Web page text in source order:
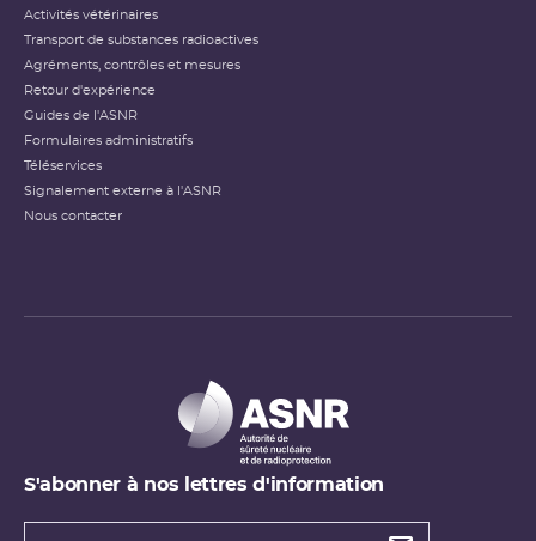
Activités vétérinaires
Transport de substances radioactives
Agréments, contrôles et mesures
Retour d'expérience
Guides de l'ASNR
Formulaires administratifs
Téléservices
Signalement externe à l'ASNR
Nous contacter
S'abonner à nos lettres d'information
Types de